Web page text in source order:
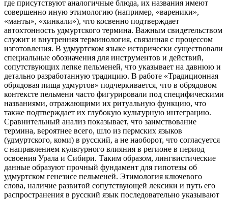
где присутствуют аналогичные блюда, их названия имеют
совершенно иную этимологию (например, «вареники»,
«манты», «хинкали»), что косвенно подтверждает
автохтонность удмуртского термина. Важным свидетельством
служит и внутренняя терминология, связанная с процессом
изготовления. В удмуртском языке исторически существовали
специальные обозначения для инструментов и действий,
сопутствующих лепке пельменей, что указывает на давнюю и
детально разработанную традицию. В работе «Традиционная
обрядовая пища удмуртов» подчеркивается, что в обрядовом
контексте пельмени часто фигурировали под специфическими
названиями, отражающими их ритуальную функцию, что
также подтверждает их глубокую культурную интеграцию.
Сравнительный анализ показывает, что заимствование
термина, вероятнее всего, шло из пермских языков
(удмуртского, коми) в русский, а не наоборот, что согласуется
с направлением культурного влияния в регионе в период
освоения Урала и Сибири. Таким образом, лингвистические
данные образуют прочный фундамент для гипотезы об
удмуртском генезисе пельменей. Этимология ключевого
слова, наличие развитой сопутствующей лексики и путь его
распространения в русский язык последовательно указывают